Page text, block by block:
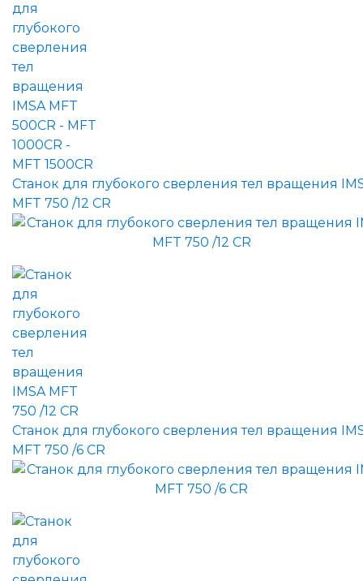
Станок для глубокого сверления тел вращения
MFT 750 /12 CR
Станок для глубокого сверления тел вращения
MFT 750 /6 CR